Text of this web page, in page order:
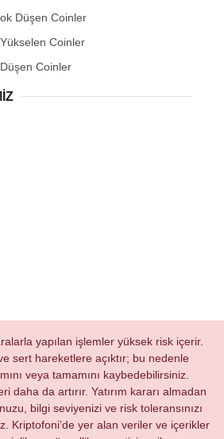
Düşen Coinler
Coinler
Coinler
yapılan işlemler yüksek risk içerir.
sert hareketlere açıktır; bu nedenle
veya tamamını kaybedebilirsiniz.
daha da artırır. Yatırım kararı almadan
bilgi seviyenizi ve risk toleransınızı
Kriptofoni’de yer alan veriler ve içerikler